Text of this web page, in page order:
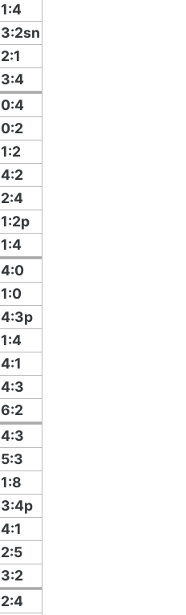
1:4
3:2sn
2:1
3:4
0:4
0:2
1:2
4:2
2:4
1:2p
1:4
4:0
1:0
4:3p
1:4
4:1
4:3
6:2
4:3
5:3
1:8
3:4p
4:1
2:5
3:2
2:4